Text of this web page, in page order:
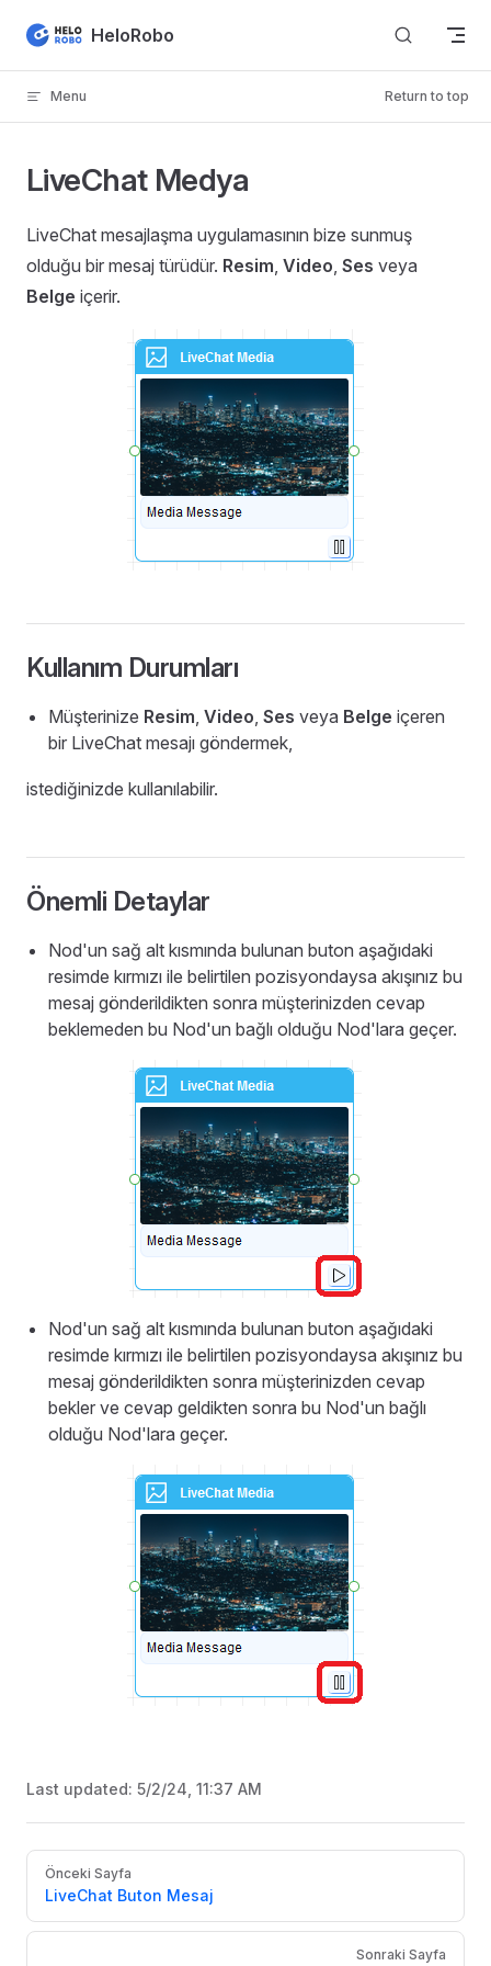
Skip to contentHeloRobo
Menu Return to top
LiveChat Medya
LiveChat mesajlaşma uygulamasının bize sunmuş
olduğu bir mesaj türüdür. Resim, Video, Ses veya
Belge içerir.
Kullanım Durumları
Müşterinize Resim, Video, Ses veya Belge içeren
bir LiveChat mesajı göndermek,
istediğinizde kullanılabilir.
Önemli Detaylar
Nod'un sağ alt kısmında bulunan buton aşağıdaki
resimde kırmızı ile belirtilen pozisyondaysa akışınız bu
mesaj gönderildikten sonra müşterinizden cevap
beklemeden bu Nod'un bağlı olduğu Nod'lara geçer.
Nod'un sağ alt kısmında bulunan buton aşağıdaki
resimde kırmızı ile belirtilen pozisyondaysa akışınız bu
mesaj gönderildikten sonra müşterinizden cevap
bekler ve cevap geldikten sonra bu Nod'un bağlı
olduğu Nod'lara geçer.
Last updated: 5/2/24, 11:37 AM
Pager
Önceki Sayfa
LiveChat Buton Mesaj
Sonraki Sayfa